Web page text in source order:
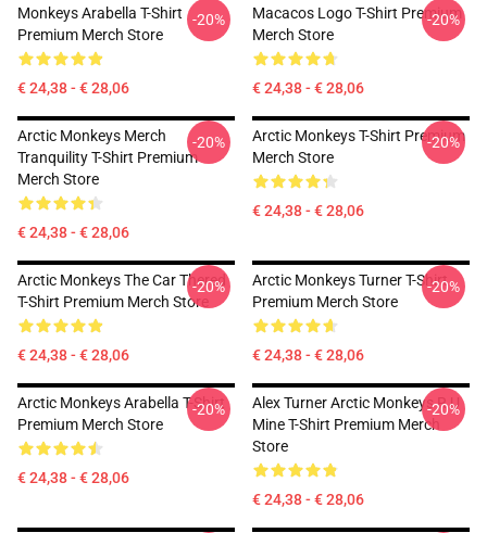
Monkeys Arabella T-Shirt
Premium Merch Store
€ 24,38 - € 28,06
-20%
Macacos Logo T-Shirt Premium
Merch Store
€ 24,38 - € 28,06
-20%
Arctic Monkeys Merch
Tranquility T-Shirt Premium
Merch Store
€ 24,38 - € 28,06
-20%
Arctic Monkeys T-Shirt Premium
Merch Store
€ 24,38 - € 28,06
-20%
Arctic Monkeys The Car Thered
T-Shirt Premium Merch Store
€ 24,38 - € 28,06
-20%
Arctic Monkeys Turner T-Shirt
Premium Merch Store
€ 24,38 - € 28,06
-20%
Arctic Monkeys Arabella T-Shirt
Premium Merch Store
€ 24,38 - € 28,06
-20%
Alex Turner Arctic Monkeys R U
Mine T-Shirt Premium Merch
Store
€ 24,38 - € 28,06
-20%